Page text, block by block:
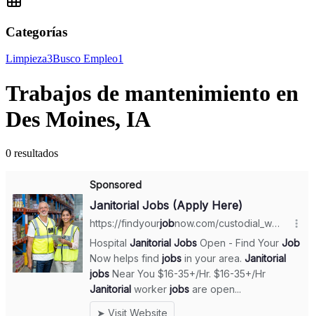
Categorías
Limpieza3Busco Empleo1
Trabajos de mantenimiento en
Des Moines, IA
0 resultados